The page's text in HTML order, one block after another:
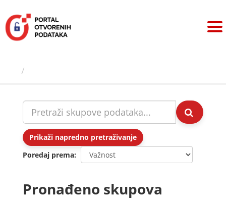
sadržaj
Prikaži napredno pretraživanje
Poredaj prema
Pronađeno skupova